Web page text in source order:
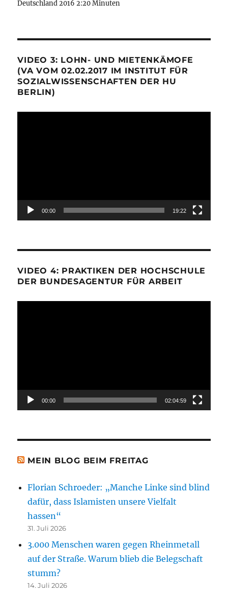
Deutschland 2016 2:20 Minuten
VIDEO 3: LOHN- UND MIETENKÄMOFE
(VA VOM 02.02.2017 IM INSTITUT FÜR
SOZIALWISSENSCHAFTEN DER HU
BERLIN)
00:00 19:22
VIDEO 4: PRAKTIKEN DER HOCHSCHULE
DER BUNDESAGENTUR FÜR ARBEIT
00:00 02:04:59
MEIN BLOG BEIM FREITAG
Florian Schroeder: „Manche Linke sind blind
dafür, dass Islamisten unsere Vielfalt
hassen“
31. Juli 2026
3.000 Menschen waren gegen Rheinmetall
auf der Straße. Warum blieb die Belegschaft
stumm?
14. Juli 2026